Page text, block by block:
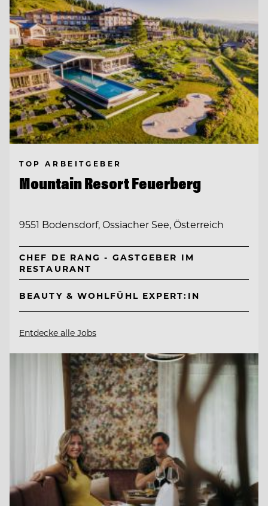
TOP ARBEITGEBER
Mountain Resort Feuerberg
9551 Bodensdorf, Ossiacher See, Österreich
CHEF DE RANG - GASTGEBER IM
RESTAURANT
BEAUTY & WOHLFÜHL EXPERT:IN
Entdecke alle Jobs